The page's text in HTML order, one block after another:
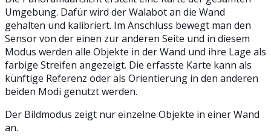
Umgebung. Dafür wird der Walabot an die Wand
gehalten und kalibriert. Im Anschluss bewegt man den
Sensor von der einen zur anderen Seite und in diesem
Modus werden alle Objekte in der Wand und ihre Lage als
farbige Streifen angezeigt. Die erfasste Karte kann als
künftige Referenz oder als Orientierung in den anderen
beiden Modi genutzt werden.
Der Bildmodus zeigt nur einzelne Objekte in einer Wand
an.